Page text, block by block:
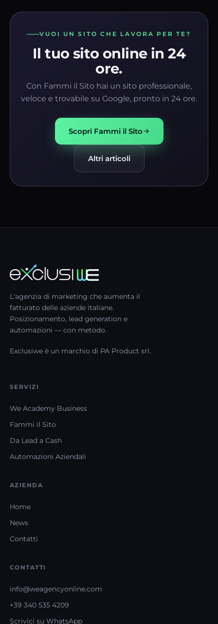
VUOI UN SITO CHE LAVORA PER TE?
Il tuo sito online in 24
ore.
Con Fammi il Sito hai un sito professionale,
veloce e trovabile su Google, pronto in 24 ore.
Scopri Fammi il Sito
Altri articoli
L'agenzia di marketing che aumenta il
fatturato delle aziende italiane.
Posizionamento, lead generation e
automazioni — con metodo.
Exclusiwe è un marchio di PA Product srl.
SERVIZI
We Academy Business
Fammi il Sito
Da Lead a Cash
Automazioni Aziendali
AZIENDA
Home
News
Contatti
CONTATTI
info@weagencyonline.com
+39 340 535 4209
Scrivici su WhatsApp